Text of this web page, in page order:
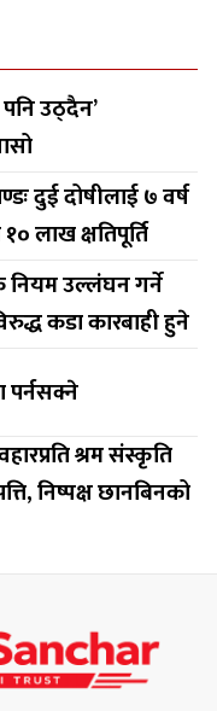
उठ्दैन’
दुई दोषीलाई ७ वर्ष
लाख क्षतिपूर्ति
नियम उल्लंघन गर्ने
कडा कारबाही हुने
पर्नसक्ने
श्रम संस्कृति
निष्पक्ष छानबिनको